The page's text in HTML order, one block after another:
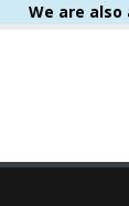
We are also